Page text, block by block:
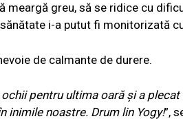
meargă greu, să se ridice cu
i-a putut fi monitorizată
de calmante de durere.
pentru ultima oară și a
inimile noastre. Drum lin Yogy!”,